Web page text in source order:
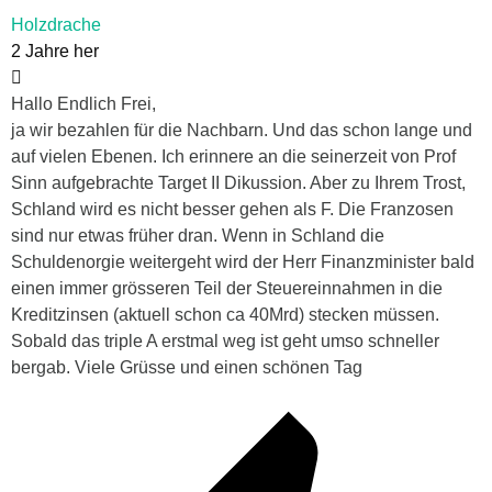
Holzdrache
2 Jahre her
Hallo Endlich Frei,
ja wir bezahlen für die Nachbarn. Und das schon lange und
auf vielen Ebenen. Ich erinnere an die seinerzeit von Prof
Sinn aufgebrachte Target II Dikussion. Aber zu Ihrem Trost,
Schland wird es nicht besser gehen als F. Die Franzosen
sind nur etwas früher dran. Wenn in Schland die
Schuldenorgie weitergeht wird der Herr Finanzminister bald
einen immer grösseren Teil der Steuereinnahmen in die
Kreditzinsen (aktuell schon ca 40Mrd) stecken müssen.
Sobald das triple A erstmal weg ist geht umso schneller
bergab. Viele Grüsse und einen schönen Tag